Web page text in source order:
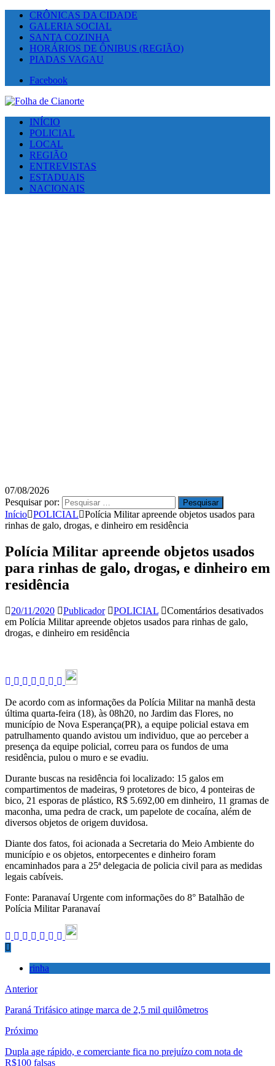
CRÔNICAS DA CIDADE
GALERIA SOCIAL
SANTA COZINHA
HORÁRIOS DE ÔNIBUS (REGIÃO)
PIADAS VAGAU
Facebook
INÍCIO
POLICIAL
LOCAL
REGIÃO
ENTREVISTAS
ESTADUAIS
NACIONAIS
07/08/2026
Pesquisar por:
Início POLICIAL
Polícia Militar apreende objetos usados para
rinhas de galo, drogas, e dinheiro em residência
Polícia Militar apreende objetos usados
para rinhas de galo, drogas, e dinheiro em
residência
20/11/2020 Publicador POLICIAL
Comentários desativados
em Polícia Militar apreende objetos usados para rinhas de galo,
drogas, e dinheiro em residência
De acordo com as informações da Polícia Militar na manhã desta
última quarta-feira (18), às 08h20, no Jardim das Flores, no
município de Nova Esperança(PR), a equipe policial estava em
patrulhamento quando avistou um individuo, que ao perceber a
presença da equipe policial, correu para os fundos de uma
residência, pulou o muro e se evadiu.
Durante buscas na residência foi localizado: 15 galos em
compartimentos de madeiras, 9 protetores de bico, 4 ponteiras de
bico, 21 esporas de plástico, R$ 5.692,00 em dinheiro, 11 gramas de
maconha, uma pedra de crack, um papelote de cocaína, além de
diversos objetos de origem duvidosa.
Diante dos fatos, foi acionada a Secretaria do Meio Ambiente do
município e os objetos, entorpecentes e dinheiro foram
encaminhados para a 25ª delegacia de policia civil para as medidas
legais cabíveis.
Fonte: Paranavaí Urgente com informações do 8° Batalhão de
Polícia Militar Paranavaí
rinha
Anterior
Paraná Trifásico atinge marca de 2,5 mil quilômetros
Próximo
Dupla age rápido, e comerciante fica no prejuízo com nota de
R$100 falsas